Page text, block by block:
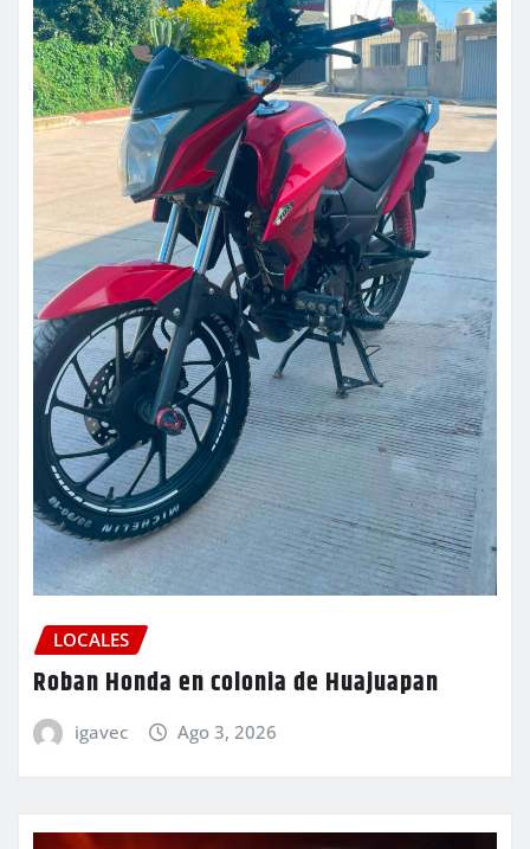
LOCALES
Roban Honda en colonia de Huajuapan
igavec Ago 3, 2026